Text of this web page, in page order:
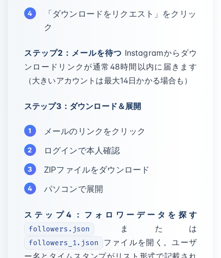
「ダウンロードをリクエスト」をクリッ
ク
ステップ2：メールを待つ Instagramからダウ
ンロードリンクが通常48時間以内に届きます
（大きいアカウントは最大14日かかる場合も）
ステップ3：ダウンロード＆展開
メールのリンクをクリック
ログインで本人確認
ZIPファイルをダウンロード
パソコンで展開
ステップ4：フォロワーデータを探す
followers.json または
followers_1.json
ファイルを開く。ユーザ
ー名とタイムスタンプがリスト形式で記載され